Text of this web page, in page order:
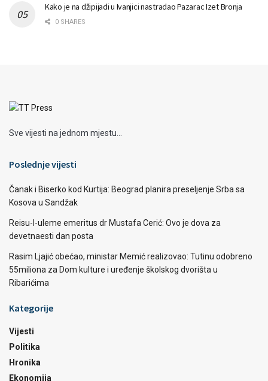
Kako je na džipijadi u Ivanjici nastradao Pazarac Izet Bronja
0 SHARES
Sve vijesti na jednom mjestu...
Poslednje vijesti
Čanak i Biserko kod Kurtija: Beograd planira preseljenje Srba sa
Kosova u Sandžak
Reisu-l-uleme emeritus dr Mustafa Cerić: Ovo je dova za
devetnaesti dan posta
Rasim Ljajić obećao, ministar Memić realizovao: Tutinu odobreno
55miliona za Dom kulture i uređenje školskog dvorišta u
Ribarićima
Kategorije
Vijesti
Politika
Hronika
Ekonomija